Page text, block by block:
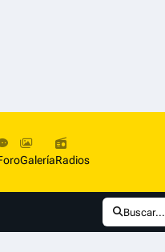
GaleríaRadios
Buscar...